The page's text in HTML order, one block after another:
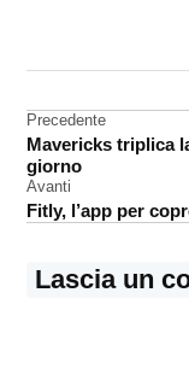
Navigazione
articoli
Precedente
Mavericks triplica
giorno
Avanti
Fitly, l’app per
Lascia un